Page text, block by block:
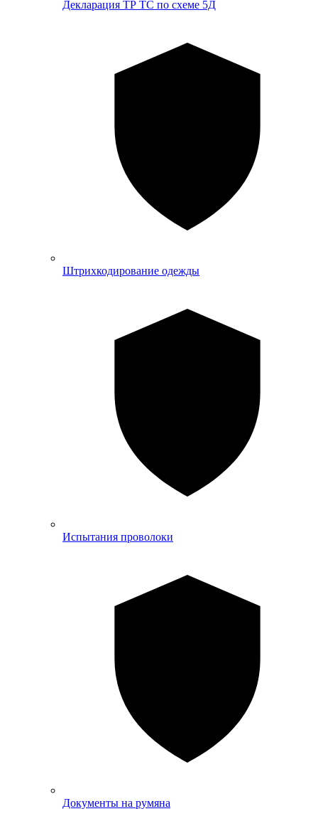
Декларация ТР ТС по схеме 5Д
Штрихкодирование одежды
Испытания проволоки
Документы на румяна